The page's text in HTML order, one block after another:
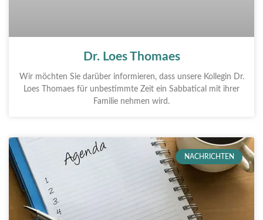
Dr. Loes Thomaes
Wir möchten Sie darüber informieren, dass unsere Kollegin Dr.
Loes Thomaes für unbestimmte Zeit ein Sabbatical mit ihrer
Familie nehmen wird.
NACHRICHTEN